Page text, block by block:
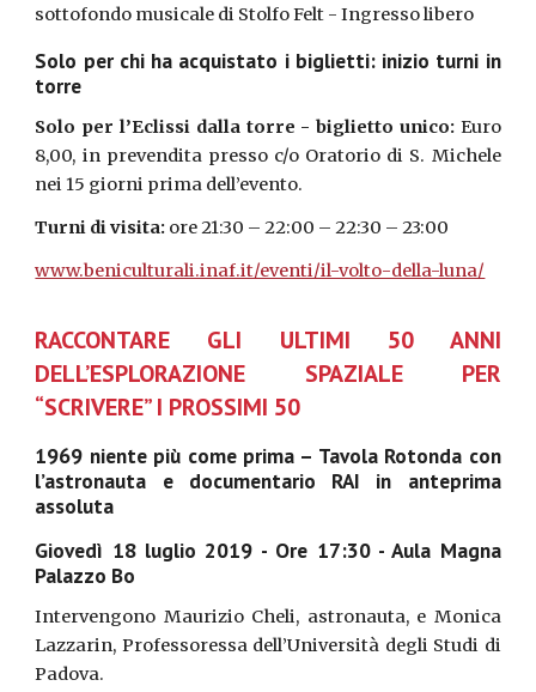
sottofondo musicale di Stolfo Felt - Ingresso libero
Solo per chi ha acquistato i biglietti: inizio turni in
torre
Solo per l’Eclissi dalla torre - biglietto unico: Euro
8,00, in prevendita presso c/o Oratorio di S. Michele
nei 15 giorni prima dell’evento.
Turni di visita: ore 21:30 – 22:00 – 22:30 – 23:00
www.beniculturali.inaf.it/eventi/il-volto-della-luna/
RACCONTARE GLI ULTIMI 50 ANNI
DELL’ESPLORAZIONE SPAZIALE PER
“SCRIVERE” I PROSSIMI 50
1969 niente più come prima – Tavola Rotonda con
l’astronauta e documentario RAI in anteprima
assoluta
Giovedì 18 luglio 2019 - Ore 17:30 - Aula Magna
Palazzo Bo
Intervengono Maurizio Cheli, astronauta, e Monica
Lazzarin, Professoressa dell’Università degli Studi di
Padova.